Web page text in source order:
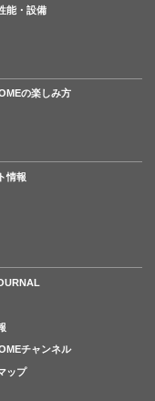
能・設備
の楽しみ方
情報
チャンネル
ップ